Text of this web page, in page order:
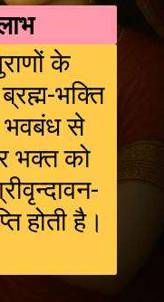
के
भक्ति
भवबंध से
भक्त को
होती है।